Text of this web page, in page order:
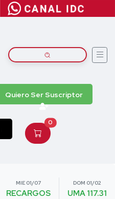
Quiero Ser Suscriptor
0
MIE 01/07
RECARGOS
DOM 01/02
UMA 117.31